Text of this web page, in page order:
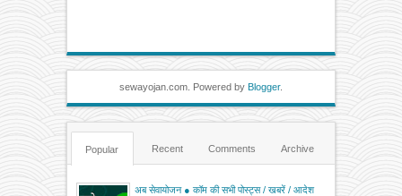
sewayojan.com. Powered by Blogger.
Popular Recent Comments Archive
अब सेवायोजन ● कॉम की सभी पोस्ट्स / खबरें / आदेश